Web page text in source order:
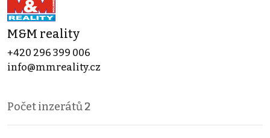
M&M reality
+420 296 399 006
info@mmreality.cz
Počet inzerátů2